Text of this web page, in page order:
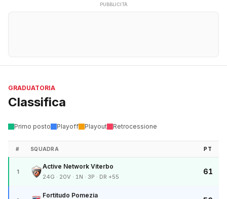
PUBBLICITÀ
GRADUATORIA
Classifica
Primo posto Playoff Playout Retrocessione
# SQUADRA PT
1
Active Network Viterbo
24G · 20V · 1N · 3P · DR +55
61
Fortitudo Pomezia